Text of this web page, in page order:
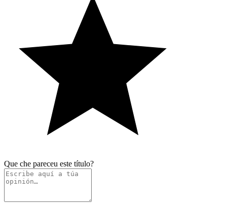
Que che pareceu este título?